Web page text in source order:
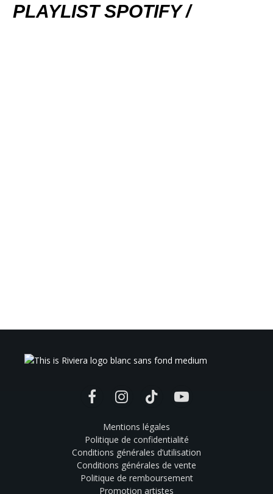
PLAYLIST SPOTIFY /
FacebookInstagramTikTok YouTube
Mentions légales
Politique de confidentialité
Conditions générales d’utilisation
Conditions générales de vente
Politique de remboursement
Promotion artistes